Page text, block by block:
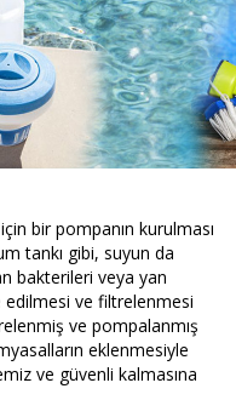
bir pompanın kurulması
tankı gibi, suyun da
bakterileri veya yan
ve filtrelenmesi
ve pompalanmış
eklenmesiyle
ve güvenli kalmasına